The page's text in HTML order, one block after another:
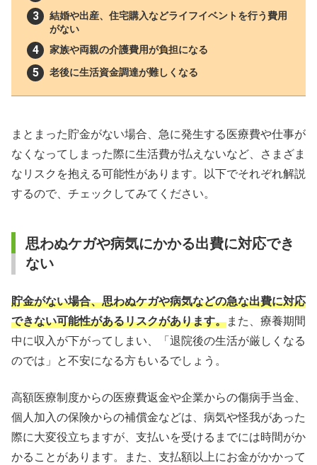
結婚や出産、住宅購入などライフイベントを行う費用
がない
家族や両親の介護費用が負担になる
老後に生活資金調達が難しくなる
まとまった貯金がない場合、急に発生する医療費や仕事が
なくなってしまった際に生活費が払えないなど、さまざま
なリスクを抱える可能性があります。以下でそれぞれ解説
するので、チェックしてみてください。
思わぬケガや病気にかかる出費に対応でき
ない
貯金がない場合、思わぬケガや病気などの急な出費に対応
できない可能性があるリスクがあります。また、療養期間
中に収入が下がってしまい、「退院後の生活が厳しくなる
のでは」と不安になる方もいるでしょう。
高額医療制度からの医療費返金や企業からの傷病手当金、
個人加入の保険からの補償金などは、病気や怪我があった
際に大変役立ちますが、支払いを受けるまでには時間がか
かることがあります。また、支払額以上にお金がかかって